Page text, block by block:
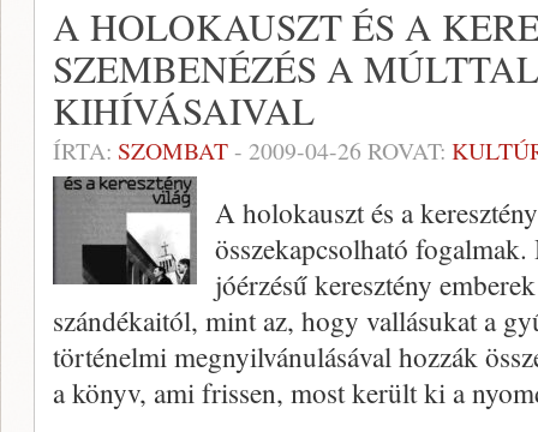
A HOLOKAUSZT ÉS A
SZEMBENÉZÉS A
KIHÍVÁSAIVAL
ÍRTA: SZOMBAT- 2009-04-26 ROVAT:
A holokauszt és a
összekapcsolható
jóérzésű keresztény
szándékaitól, mint az, hogy vallásukat a
történelmi megnyilvánulásával hozzák
a könyv, ami frissen, most került ki a